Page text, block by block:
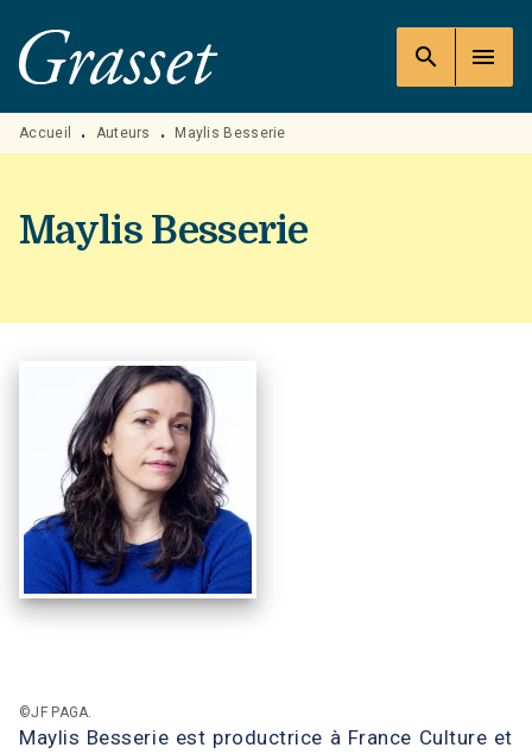
MENU RECHERCHE
PIED DE PAGE
search menu
Accueil • Auteurs • Maylis Besserie
Maylis Besserie
Maylis Besserie est productrice à France Culture et
©JF PAGA.